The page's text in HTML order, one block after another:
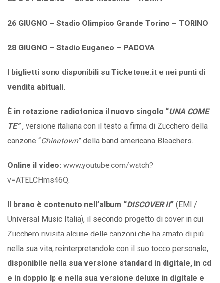
26 GIUGNO – Stadio Olimpico Grande Torino – TORINO
28 GIUGNO – Stadio Euganeo – PADOVA
I biglietti sono disponibili su Ticketone.it e nei punti di
vendita abituali.
È in rotazione radiofonica il nuovo singolo “UNA COME
TE” , versione italiana con il testo a firma di Zucchero della
canzone “Chinatown” della band americana Bleachers.
Online il video: www.youtube.com/watch?
v=ATELCHms46Q.
Il brano è contenuto nell’album “DISCOVER II” (EMI /
Universal Music Italia), il secondo progetto di cover in cui
Zucchero rivisita alcune delle canzoni che ha amato di più
nella sua vita, reinterpretandole con il suo tocco personale,
disponibile nella sua versione standard in digitale, in cd
e in doppio lp e nella sua versione deluxe in digitale e